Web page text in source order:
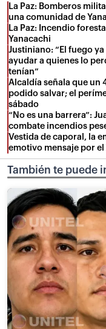
La Paz: Bomberos
una comunidad de
La Paz: Incendio
Yanacachi
Justiniano: “El fuego
ayudar a quienes lo
tenían”
Alcaldía señala que un
podido salvar; el
sábado
“No es una barrera”:
combate incendios
Vestida de caporal, la
emotivo mensaje por el
También te puede